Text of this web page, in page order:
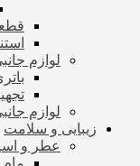
لوازم
لوازم
زیبایی و سلامت
عطر و